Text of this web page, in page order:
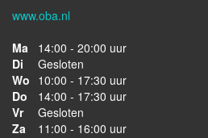
www.oba.nl
Ma
14:00 - 20:00 uur
Di
Gesloten
Wo 10:00 - 17:30 uur
Do
14:00 - 17:30 uur
Vr
Gesloten
Za
11:00 - 16:00 uur